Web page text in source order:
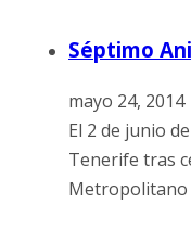
Séptimo
mayo 24, 2014
El 2 de junio
Tenerife tras
Metropolitano